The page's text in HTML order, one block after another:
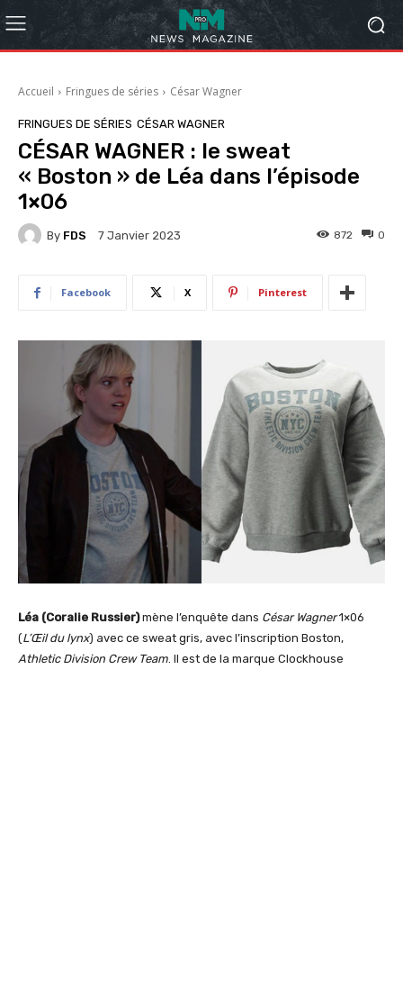
Accueil Fringues de séries César Wagner
FRINGUES DE SÉRIES CÉSAR WAGNER
CÉSAR WAGNER : le sweat
« Boston » de Léa dans l’épisode
1×06
By FDS 7 Janvier 2023 0
872
Facebook X Pinterest
Léa (Coralie Russier)mène l’enquête dans César Wagner1×06
(L’Œil du lynx) avec ce sweat gris, avec l’inscription Boston,
Athletic Division Crew Team. Il est de la marque Clockhouse